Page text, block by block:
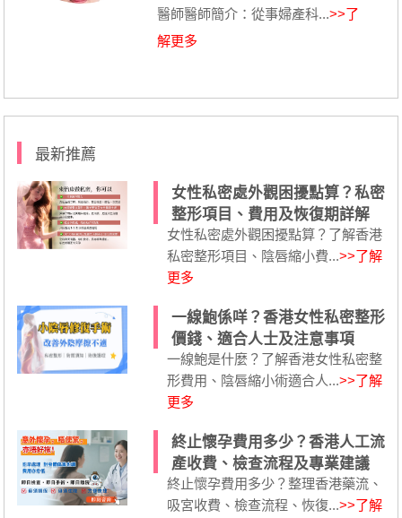
醫師醫師簡介：從事婦產科...>>了
解更多
最新推薦
女性私密處外觀困擾點算？私密
整形項目、費用及恢復期詳解
女性私密處外觀困擾點算？了解香港
私密整形項目、陰唇縮小費...>>了解
更多
一線鮑係咩？香港女性私密整形
價錢、適合人士及注意事項
一線鮑是什麼？了解香港女性私密整
形費用、陰唇縮小術適合人...>>了解
更多
終止懷孕費用多少？香港人工流
產收費、檢查流程及專業建議
終止懷孕費用多少？整理香港藥流、
吸宮收費、檢查流程、恢復...>>了解